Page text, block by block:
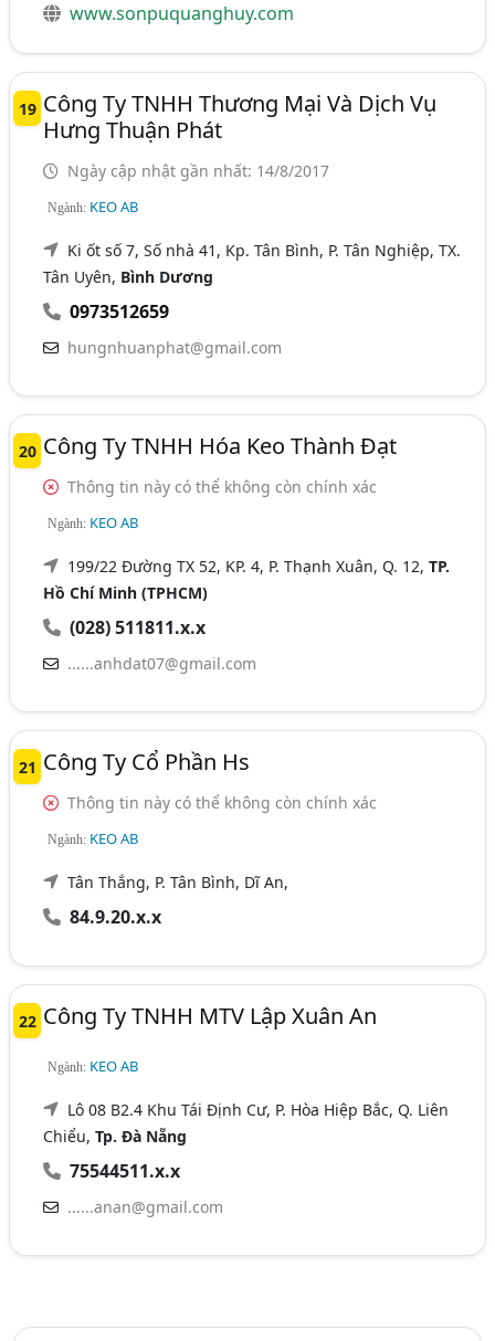
www.sonpuquanghuy.com
19 Công Ty TNHH Thương Mại Và Dịch Vụ
Hưng Thuận Phát
Ngày cập nhật gần nhất: 14/8/2017
Ngành: KEO AB
Ki ốt số 7, Số nhà 41, Kp. Tân Bình, P. Tân Nghiệp, TX.
Tân Uyên, Bình Dương
0973512659
hungnhuanphat@gmail.com
20 Công Ty TNHH Hóa Keo Thành Đạt
Thông tin này có thể không còn chính xác
Ngành: KEO AB
199/22 Đường TX 52, KP. 4, P. Thạnh Xuân, Q. 12,TP.
Hồ Chí Minh (TPHCM)
(028) 511811.x.x
......anhdat07@gmail.com
21 Công Ty Cổ Phần Hs
Thông tin này có thể không còn chính xác
Ngành: KEO AB
Tân Thắng, P. Tân Bình, Dĩ An,
84.9.20.x.x
22 Công Ty TNHH MTV Lập Xuân An
Ngành: KEO AB
Lô 08 B2.4 Khu Tái Định Cư, P. Hòa Hiệp Bắc, Q. Liên
Chiểu,Tp. Đà Nẵng
75544511.x.x
......anan@gmail.com